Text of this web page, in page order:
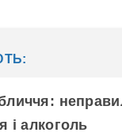
і алкоголь